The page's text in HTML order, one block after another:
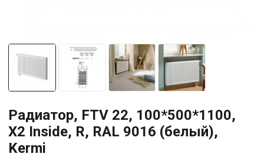
Радиатор, FTV 22, 100*500*1100,
X2 Inside, R, RAL 9016 (белый),
Kermi